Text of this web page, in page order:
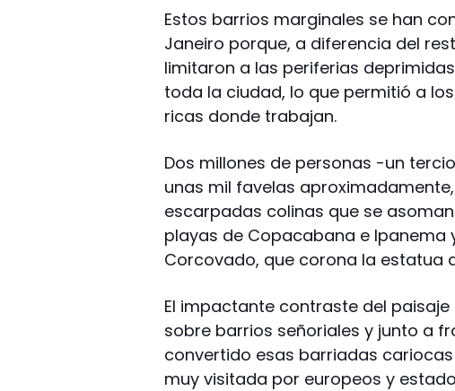
Estos barrios marginales se han
Janeiro porque, a diferencia del
limitaron a las periferias
toda la ciudad, lo que permitió a
ricas donde trabajan.
Dos millones de personas -un
unas mil favelas
escarpadas colinas que se
playas de Copacabana e Ipanema
Corcovado, que corona la estatua
El impactante contraste del
sobre barrios señoriales y junto a
convertido esas barriadas
muy visitada por europeos y